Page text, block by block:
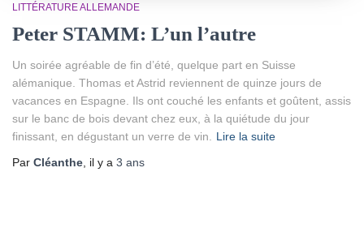
LITTÉRATURE ALLEMANDE
Peter STAMM: L’un l’autre
Un soirée agréable de fin d’été, quelque part en Suisse
alémanique. Thomas et Astrid reviennent de quinze jours de
vacances en Espagne. Ils ont couché les enfants et goûtent, assis
sur le banc de bois devant chez eux, à la quiétude du jour
finissant, en dégustant un verre de vin.
Lire la suite
Par Cléanthe , il y a 3 ans